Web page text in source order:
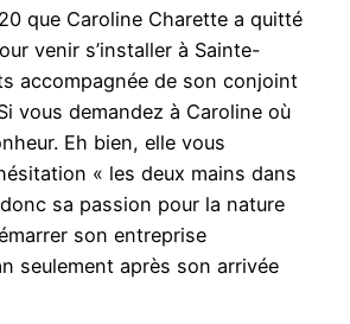
que Caroline Charette a quitté
venir s’installer à Sainte-
accompagnée de son conjoint
vous demandez à Caroline où
Eh bien, elle vous
« les deux mains dans
donc sa passion pour la nature
son entreprise
seulement après son arrivée